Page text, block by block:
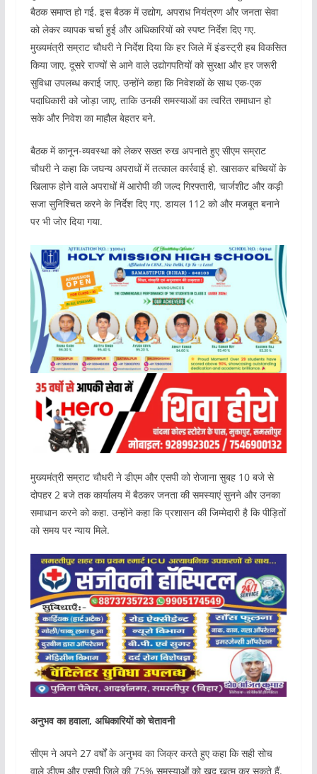
बैठक समाप्त हो गई. इस बैठक में उद्योग, अपराध नियंत्रण और जनता सेवा
को लेकर व्यापक चर्चा हुई और अधिकारियों को स्पष्ट निर्देश दिए गए.
मुख्यमंत्री सम्राट चौधरी ने निर्देश दिया कि हर जिले में इंडस्ट्री हब विकसित
किया जाए. दूसरे राज्यों से आने वाले उद्योगपतियों को सुरक्षा और हर जरूरी
सुविधा उपलब्ध कराई जाए. उन्होंने कहा कि निवेशकों के साथ एक-एक
पदाधिकारी को जोड़ा जाए, ताकि उनकी समस्याओं का त्वरित समाधान हो
सके और निवेश का माहौल बेहतर बने.
बैठक में कानून-व्यवस्था को लेकर सख्त रुख अपनाते हुए सीएम सम्राट
चौधरी ने कहा कि जघन्य अपराधों में तत्काल कार्रवाई हो. खासकर बच्चियों के
खिलाफ होने वाले अपराधों में आरोपी की जल्द गिरफ्तारी, चार्जशीट और कड़ी
सजा सुनिश्चित करने के निर्देश दिए गए. डायल 112 को और मजबूत बनाने
पर भी जोर दिया गया.
मुख्यमंत्री सम्राट चौधरी ने डीएम और एसपी को रोजाना सुबह 10 बजे से
दोपहर 2 बजे तक कार्यालय में बैठकर जनता की समस्याएं सुनने और उनका
समाधान करने को कहा. उन्होंने कहा कि प्रशासन की जिम्मेदारी है कि पीड़ितों
को समय पर न्याय मिले.
अनुभव का हवाला, अधिकारियों को चेतावनी
सीएम ने अपने 27 वर्षों के अनुभव का जिक्र करते हुए कहा कि सही सोच
वाले डीएम और एसपी जिले की 75% समस्याओं को खुद खत्म कर सकते हैं.